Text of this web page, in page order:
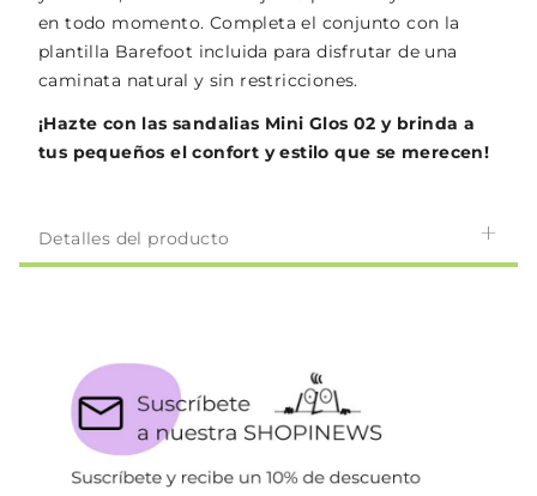
en todo momento. Completa el conjunto con la
plantilla Barefoot incluida para disfrutar de una
caminata natural y sin restricciones.
¡Hazte con las sandalias Mini Glos 02 y brinda a
tus pequeños el confort y estilo que se merecen!
Detalles del producto